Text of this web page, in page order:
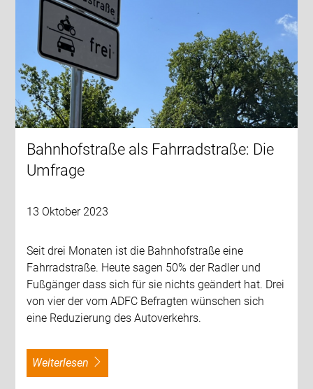
Bahnhofstraße als Fahrradstraße: Die
Umfrage
13 Oktober 2023
Seit drei Monaten ist die Bahnhofstraße eine
Fahrradstraße. Heute sagen 50% der Radler und
Fußgänger dass sich für sie nichts geändert hat. Drei
von vier der vom ADFC Befragten wünschen sich
eine Reduzierung des Autoverkehrs.
weiterlesen